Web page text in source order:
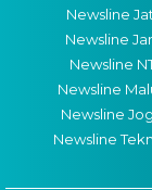
Newsline
Newsline
Newsline
Newsline
Newsline
Newsline